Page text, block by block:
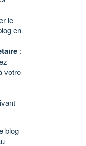
le
en
:
votre
blog